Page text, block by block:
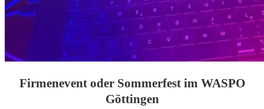
Firmenevent oder Sommerfest im WASPO
Göttingen